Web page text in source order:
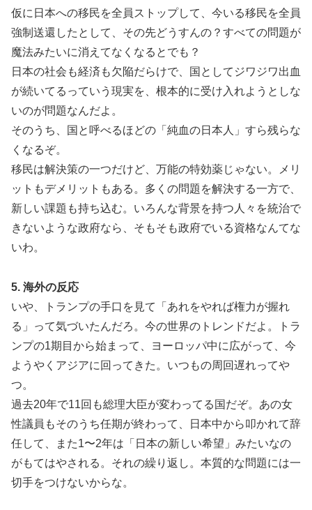
仮に日本への移民を全員ストップして、今いる移民を全員
強制送還したとして、その先どうすんの？すべての問題が
魔法みたいに消えてなくなるとでも？
日本の社会も経済も欠陥だらけで、国としてジワジワ出血
が続いてるっていう現実を、根本的に受け入れようとしな
いのが問題なんだよ。
そのうち、国と呼べるほどの「純血の日本人」すら残らな
くなるぞ。
移民は解決策の一つだけど、万能の特効薬じゃない。メリ
ットもデメリットもある。多くの問題を解決する一方で、
新しい課題も持ち込む。いろんな背景を持つ人々を統治で
きないような政府なら、そもそも政府でいる資格なんてな
いわ。
5. 海外の反応
いや、トランプの手口を見て「あれをやれば権力が握れ
る」って気づいたんだろ。今の世界のトレンドだよ。トラ
ンプの1期目から始まって、ヨーロッパ中に広がって、今
ようやくアジアに回ってきた。いつもの周回遅れってや
つ。
過去20年で11回も総理大臣が変わってる国だぞ。あの女
性議員もそのうち任期が終わって、日本中から叩かれて辞
任して、また1〜2年は「日本の新しい希望」みたいなの
がもてはやされる。それの繰り返し。本質的な問題には一
切手をつけないからな。